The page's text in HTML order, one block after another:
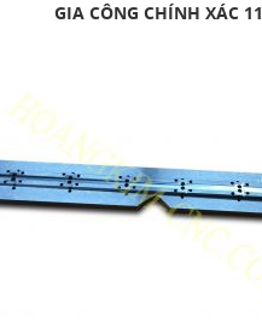
GIA CÔNG CHÍNH XÁC 11